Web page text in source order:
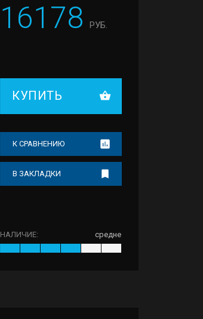
16178 РУБ.
КУПИТЬ
К СРАВНЕНИЮ
В ЗАКЛАДКИ
НАЛИЧИЕ: средне